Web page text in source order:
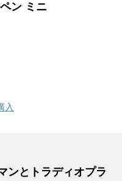
ン ミニ
入
ンとトラディオプラ